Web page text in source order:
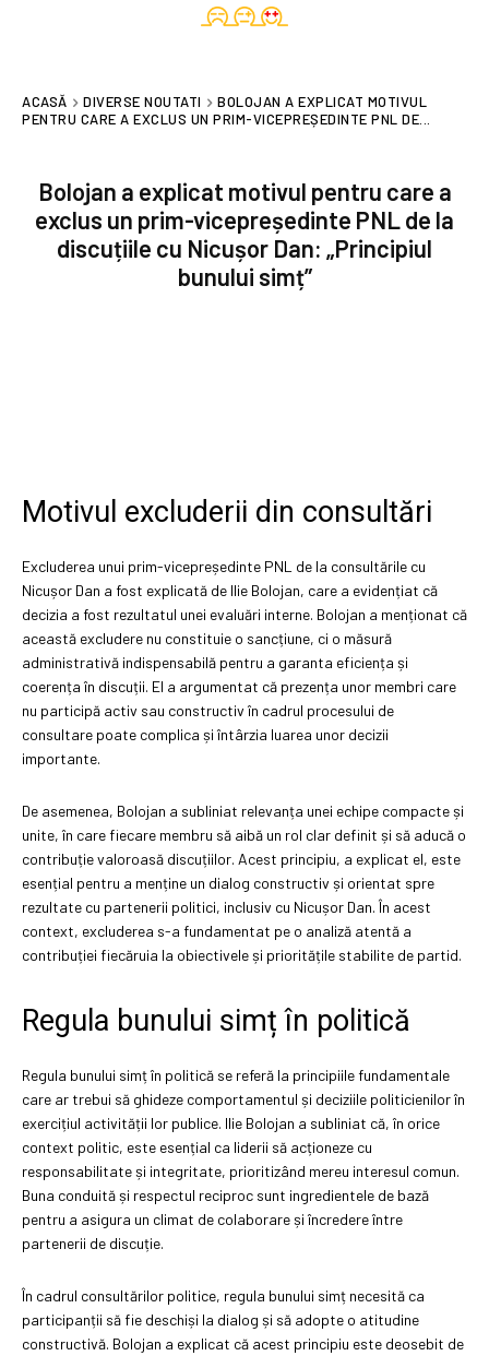
ACASĂ DIVERSE NOUTATI
BOLOJAN A EXPLICAT MOTIVUL
PENTRU CARE A EXCLUS UN PRIM-VICEPREȘEDINTE PNL DE...
Bolojan a explicat motivul pentru care a
exclus un prim-vicepreședinte PNL de la
discuțiile cu Nicușor Dan: „Principiul
bunului simț”
Motivul excluderii din consultări
Excluderea unui prim-vicepreședinte PNL de la consultările cu
Nicușor Dan a fost explicată de Ilie Bolojan, care a evidențiat că
decizia a fost rezultatul unei evaluări interne. Bolojan a menționat că
această excludere nu constituie o sancțiune, ci o măsură
administrativă indispensabilă pentru a garanta eficiența și
coerența în discuții. El a argumentat că prezența unor membri care
nu participă activ sau constructiv în cadrul procesului de
consultare poate complica și întârzia luarea unor decizii
importante.
De asemenea, Bolojan a subliniat relevanța unei echipe compacte și
unite, în care fiecare membru să aibă un rol clar definit și să aducă o
contribuție valoroasă discuțiilor. Acest principiu, a explicat el, este
esențial pentru a menține un dialog constructiv și orientat spre
rezultate cu partenerii politici, inclusiv cu Nicușor Dan. În acest
context, excluderea s-a fundamentat pe o analiză atentă a
contribuției fiecăruia la obiectivele și prioritățile stabilite de partid.
Regula bunului simț în politică
Regula bunului simț în politică se referă la principiile fundamentale
care ar trebui să ghideze comportamentul și deciziile politicienilor în
exercițiul activității lor publice. Ilie Bolojan a subliniat că, în orice
context politic, este esențial ca liderii să acționeze cu
responsabilitate și integritate, prioritizând mereu interesul comun.
Buna conduită și respectul reciproc sunt ingredientele de bază
pentru a asigura un climat de colaborare și încredere între
partenerii de discuție.
În cadrul consultărilor politice, regula bunului simț necesită ca
participanții să fie deschiși la dialog și să adopte o atitudine
constructivă. Bolojan a explicat că acest principiu este deosebit de